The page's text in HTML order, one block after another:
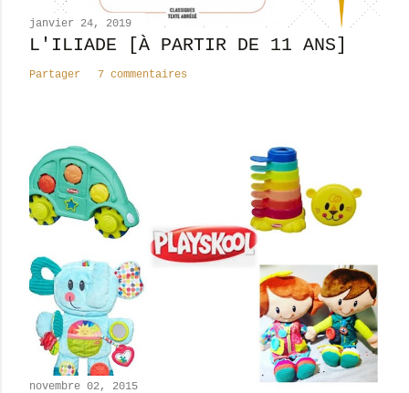
n
t
i
janvier 24, 2019
L'ILIADE [À PARTIR DE 11 ANS]
Partager 7 commentaires
novembre 02, 2015